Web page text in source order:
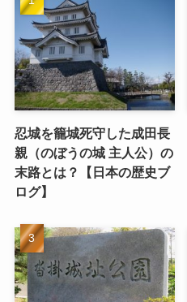
忍城を籠城死守した成田長
親（のぼうの城 主人公）の
末路とは？【日本の歴史ブ
ログ】